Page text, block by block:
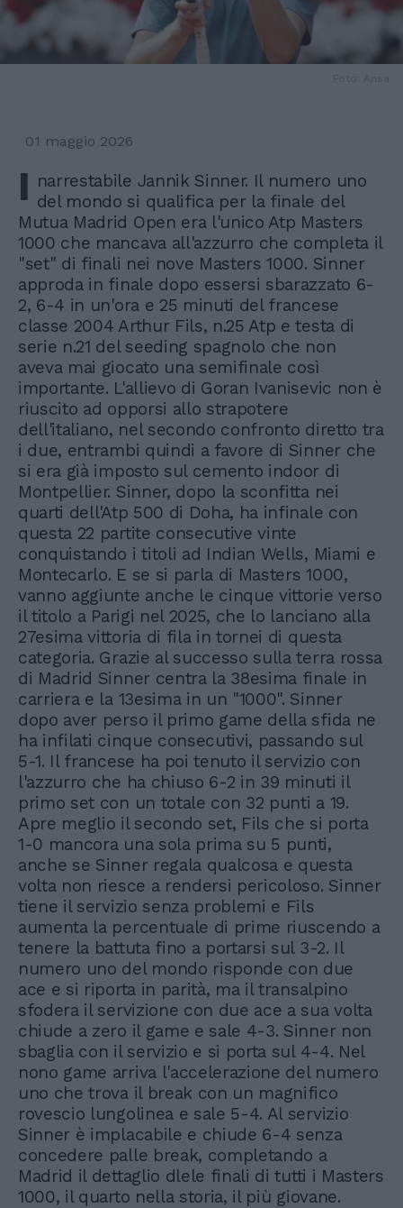
01 maggio 2026
I narrestabile Jannik Sinner. Il numero uno
del mondo si qualifica per la finale del
Mutua Madrid Open era l'unico Atp Masters
1000 che mancava all'azzurro che completa il
"set" di finali nei nove Masters 1000. Sinner
approda in finale dopo essersi sbarazzato 6-
2, 6-4 in un'ora e 25 minuti del francese
classe 2004 Arthur Fils, n.25 Atp e testa di
serie n.21 del seeding spagnolo che non
aveva mai giocato una semifinale così
importante. L'allievo di Goran Ivanisevic non è
riuscito ad opporsi allo strapotere
dell'italiano, nel secondo confronto diretto tra
i due, entrambi quindi a favore di Sinner che
si era già imposto sul cemento indoor di
Montpellier. Sinner, dopo la sconfitta nei
quarti dell'Atp 500 di Doha, ha infinale con
questa 22 partite consecutive vinte
conquistando i titoli ad Indian Wells, Miami e
Montecarlo. E se si parla di Masters 1000,
vanno aggiunte anche le cinque vittorie verso
il titolo a Parigi nel 2025, che lo lanciano alla
27esima vittoria di fila in tornei di questa
categoria. Grazie al successo sulla terra rossa
di Madrid Sinner centra la 38esima finale in
carriera e la 13esima in un "1000". Sinner
dopo aver perso il primo game della sfida ne
ha infilati cinque consecutivi, passando sul
5-1. Il francese ha poi tenuto il servizio con
l'azzurro che ha chiuso 6-2 in 39 minuti il
primo set con un totale con 32 punti a 19.
Apre meglio il secondo set, Fils che si porta
1-0 mancora una sola prima su 5 punti,
anche se Sinner regala qualcosa e questa
volta non riesce a rendersi pericoloso. Sinner
tiene il servizio senza problemi e Fils
aumenta la percentuale di prime riuscendo a
tenere la battuta fino a portarsi sul 3-2. Il
numero uno del mondo risponde con due
ace e si riporta in parità, ma il transalpino
sfodera il servizione con due ace a sua volta
chiude a zero il game e sale 4-3. Sinner non
sbaglia con il servizio e si porta sul 4-4. Nel
nono game arriva l'accelerazione del numero
uno che trova il break con un magnifico
rovescio lungolinea e sale 5-4. Al servizio
Sinner è implacabile e chiude 6-4 senza
concedere palle break, completando a
Madrid il dettaglio dlele finali di tutti i Masters
1000, il quarto nella storia, il più giovane.